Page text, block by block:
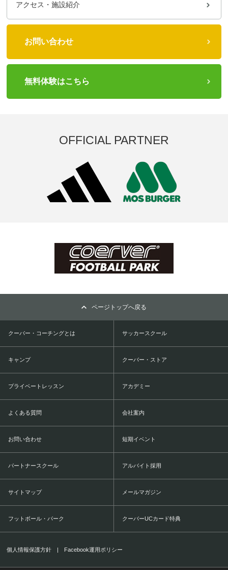
アクセス・施設紹介
お問い合わせ
無料体験はこちら
OFFICIAL PARTNER
ページトップへ戻る
クーバー・コーチングとは サッカースクール
キャンプ クーバー・ストア
プライベートレッスン アカデミー
よくある質問 会社案内
お問い合わせ 短期イベント
パートナースクール アルバイト採用
サイトマップ メールマガジン
フットボール・パーク クーバーUCカード特典
個人情報保護方針 | Facebook運用ポリシー